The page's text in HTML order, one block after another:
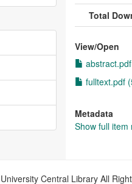
Total
View/Open
fulltext.pdf
Metadata
Show full item
Central Library All